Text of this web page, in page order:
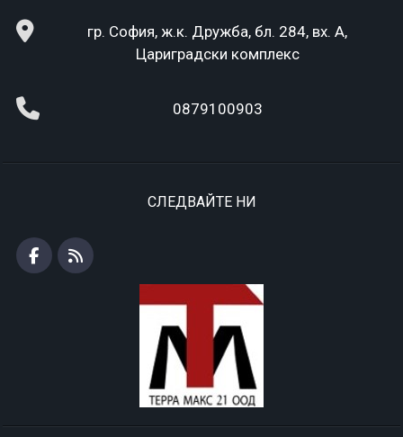
гр. София, ж.к. Дружба, бл. 284, вх. А,
Цариградски комплекс
0879100903
СЛЕДВАЙТЕ НИ